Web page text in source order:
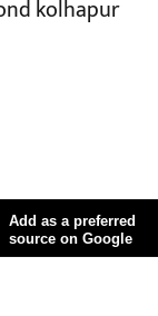
kolhapur
Add as a preferred
source on Google